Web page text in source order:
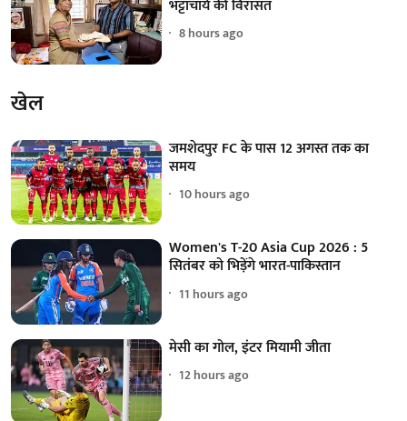
भट्टाचार्य की विरासत
8 hours ago
खेल
जमशेदपुर FC के पास 12 अगस्त तक का
समय
10 hours ago
Women's T-20 Asia Cup 2026 : 5
सितंबर को भिड़ेंगे भारत-पाकिस्तान
11 hours ago
मेसी का गोल, इंटर मियामी जीता
12 hours ago